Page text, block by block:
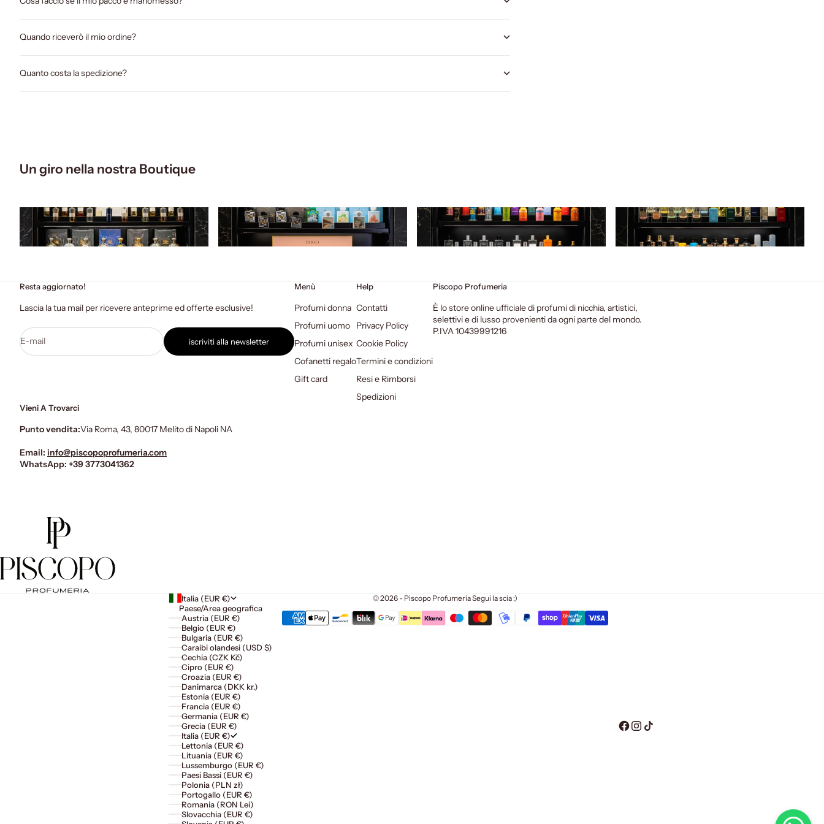
Quando riceverò il mio ordine?
Quanto costa la spedizione?
Un giro nella nostra Boutique
Resta aggiornato!
Lascia la tua mail per ricevere anteprime ed offerte esclusive!
E-mail iscriviti alla newsletter
Menù
Profumi donna
Profumi uomo
Profumi unisex
Cofanetti regalo
Gift card
Help
Contatti
Privacy Policy
Cookie Policy
Termini e condizioni
Resi e Rimborsi
Spedizioni
Piscopo Profumeria
È lo store online ufficiale di profumi di nicchia, artistici,
selettivi e di lusso provenienti da ogni parte del mondo.
P.IVA 10439991216
Vieni A Trovarci
Punto vendita:Via Roma, 43, 80017 Melito di Napoli NA
Email: info@piscopoprofumeria.com
WhatsApp: +39 3773041362
Italia (EUR €)
Paese/Area geografica
Austria (EUR €)
Belgio (EUR €)
Bulgaria (EUR €)
Caraibi olandesi (USD $)
Cechia (CZK Kč)
Cipro (EUR €)
Croazia (EUR €)
Danimarca (DKK kr.)
Estonia (EUR €)
Francia (EUR €)
Germania (EUR €)
Grecia (EUR €)
Italia (EUR €)
Lettonia (EUR €)
Lituania (EUR €)
Lussemburgo (EUR €)
Paesi Bassi (EUR €)
Polonia (PLN zł)
Portogallo (EUR €)
Romania (RON Lei)
Slovacchia (EUR €)
© 2026 - Piscopo Profumeria Segui la scia :)